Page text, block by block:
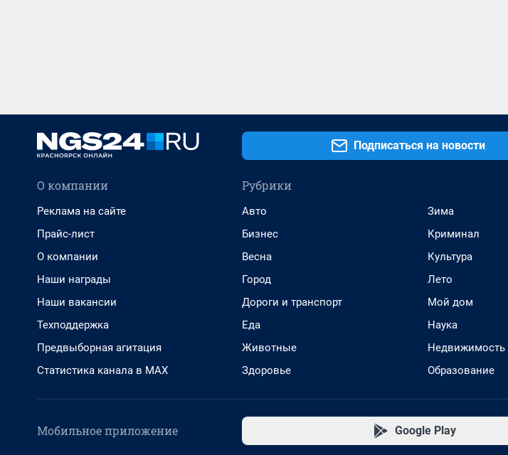
Подписаться на новости
О компании
Реклама на сайте
Прайс-лист
О компании
Наши награды
Наши вакансии
Техподдержка
Предвыборная агитация
Статистика канала в MAX
Рубрики
Авто
Бизнес
Весна
Город
Дороги и транспорт
Еда
Животные
Здоровье
Зима
Криминал
Культура
Лето
Мой дом
Наука
Недвижимость
Образование
Мобильное приложение Google Play